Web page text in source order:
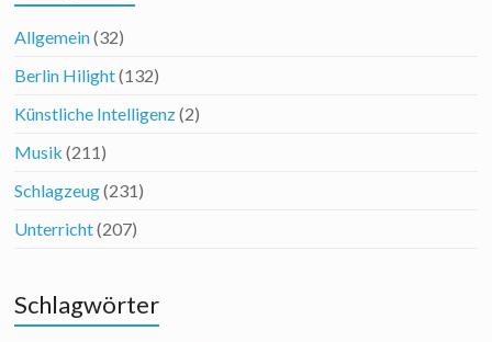
Allgemein(32)
Berlin Hilight(132)
Künstliche Intelligenz(2)
Musik (211)
Schlagzeug(231)
Unterricht(207)
Schlagwörter